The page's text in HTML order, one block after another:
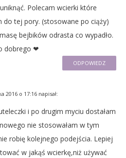
Polecam wcierki które
do tej pory. (stosowane po ciąży)
bejbików odrasta co wypadło.
dobrego ❤
ODPOWIEDZ
2016 o 17:16 napisał:
i po drugim myciu dostałam
nie stosowałam w tym
robię kolejnego podejścia. Lepiej
w jakąś wcierkę,niż używać